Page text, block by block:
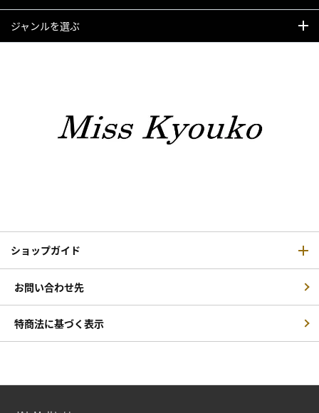
ジャンルを選ぶ
ショップガイド
お問い合わせ先
特商法に基づく表示